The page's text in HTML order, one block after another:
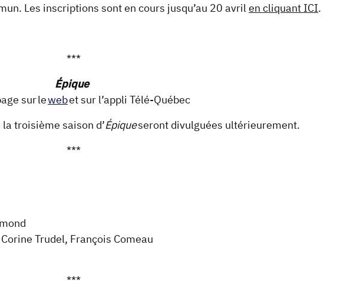
Les inscriptions sont en cours jusqu’au 20 avrilen cliquant ICI.
***
Épique
sur lewebet sur l’appli Télé-Québec
troisième saison d’Épiqueseront divulguées ultérieurement.
***
Trudel, François Comeau
***